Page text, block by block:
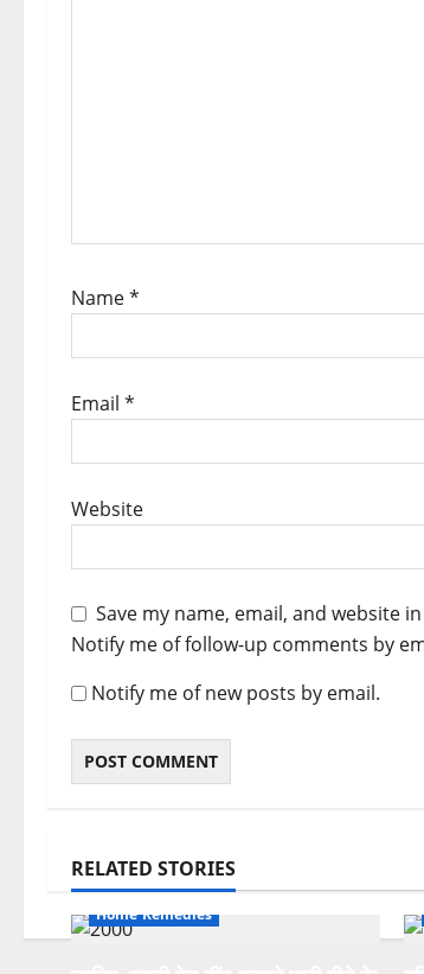
Name*
Email *
Website
Save my name, email, and website
Notify me of follow-up comments by
Notify me of new posts by email.
RELATED STORIES
Breaking News
Health
Home Remedies